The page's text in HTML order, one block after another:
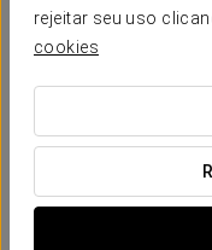
rejeitar seu uso
cookies
Experiência
Cenador de
Desfrute de uma
restaurante 3 estrelas
estabelecimento, que
Eurostars Hotel Real,
melhores